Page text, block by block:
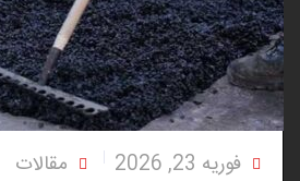
فوریه 23, 2026 مقالات